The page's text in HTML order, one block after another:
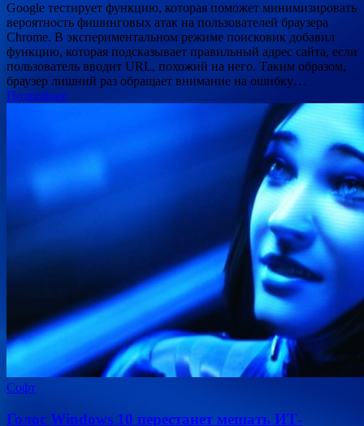
Google тестирует функцию, которая поможет минимизировать
вероятность фишинговых атак на пользователей браузера
Chrome. В экспериментальном режиме поисковик добавил
функцию, которая подсказывает правильный адрес сайта, если
пользователь вводит URL, похожий на него. Таким образом,
браузер лишний раз обращает внимание на ошибку…
Подробнее
Софт
Голос Windows 10 перестанет мешать ИТ-